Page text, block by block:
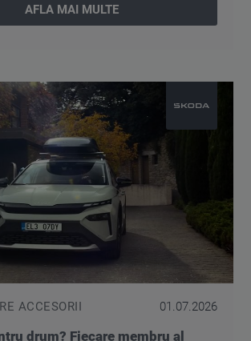
AFLA MAI MULTE
ACCESORII 01.07.2026
drum? Fiecare membru al